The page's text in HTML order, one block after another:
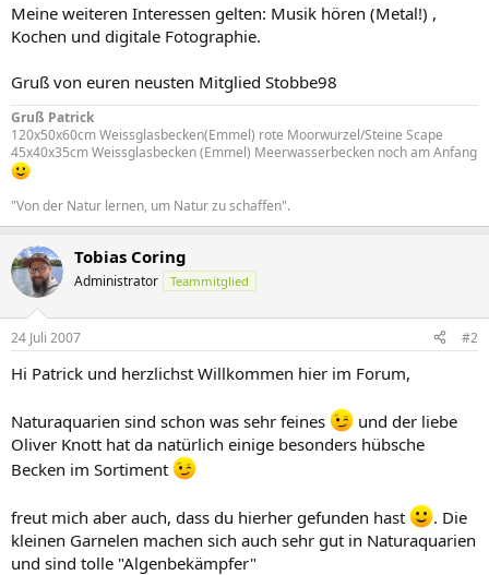
Meine weiteren Interessen gelten: Musik hören (Metal!) ,
Kochen und digitale Fotographie.
Gruß von euren neusten Mitglied Stobbe98
Gruß Patrick
120x50x60cm Weissglasbecken(Emmel) rote Moorwurzel/Steine Scape
45x40x35cm Weissglasbecken (Emmel) Meerwasserbecken noch am Anfang
"Von der Natur lernen, um Natur zu schaffen".
Tobias Coring
Administrator Teammitglied
24 Juli 2007 #2
Hi Patrick und herzlichst Willkommen hier im Forum,
Naturaquarien sind schon was sehr feines
und der liebe
Oliver Knott hat da natürlich einige besonders hübsche
Becken im Sortiment
freut mich aber auch, dass du hierher gefunden hast
. Die
kleinen Garnelen machen sich auch sehr gut in Naturaquarien
und sind tolle "Algenbekämpfer"